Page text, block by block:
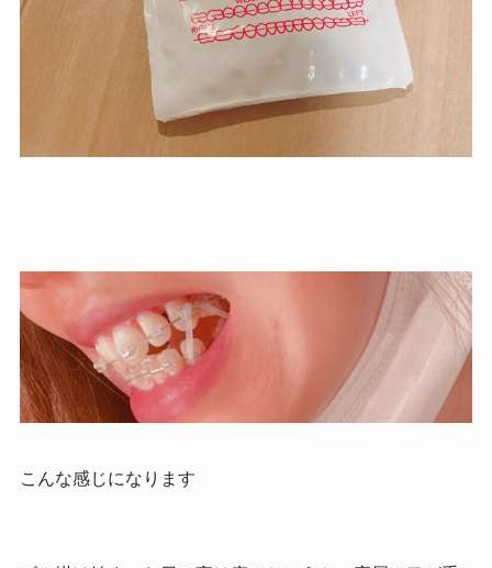
こんな感じになります